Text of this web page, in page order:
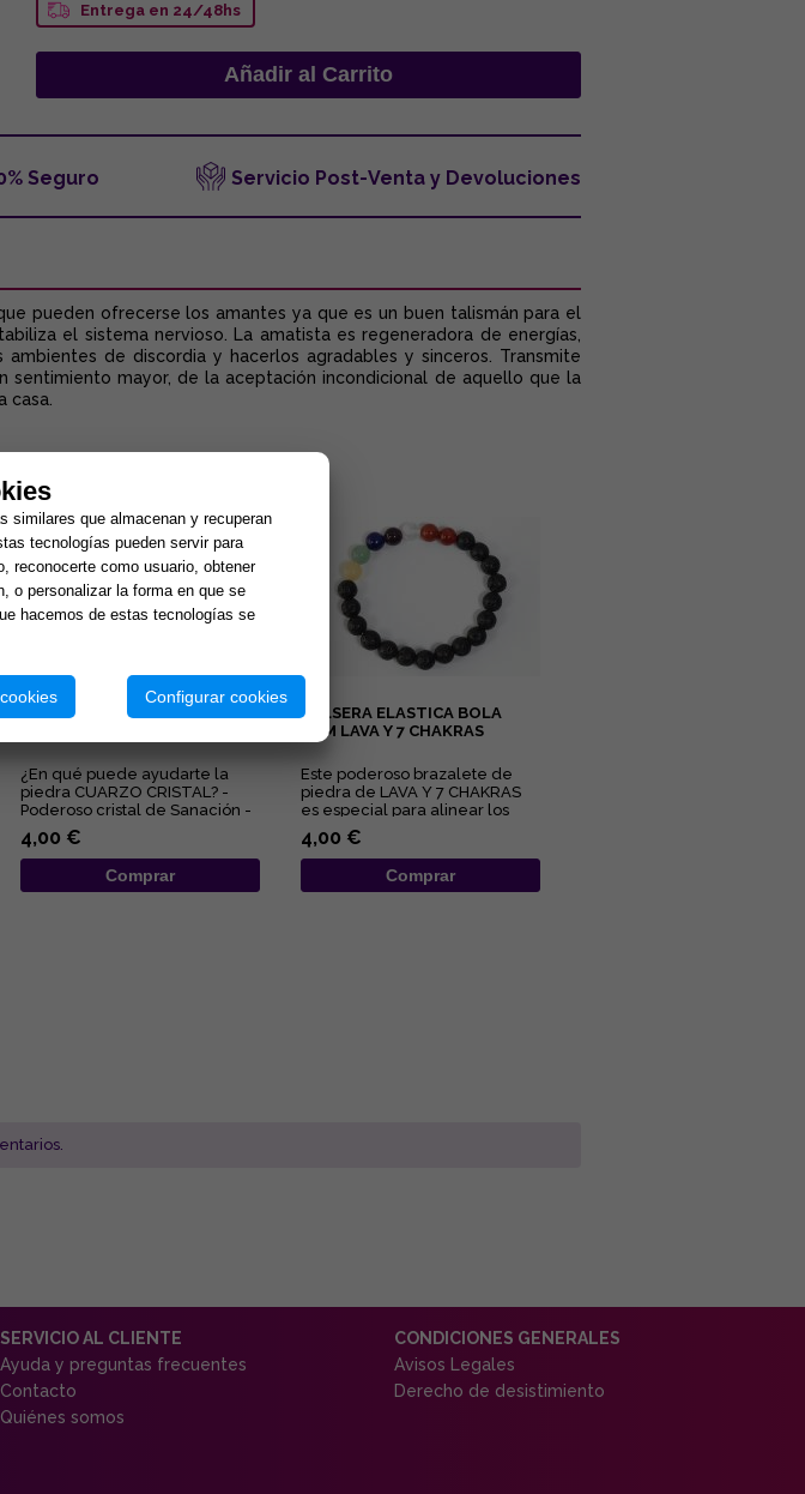
Entrega en 24/48hs
Seguro Servicio Post-Venta y Devoluciones
pueden ofrecerse los amantes ya que es un buen talismán para el
el sistema nervioso. La amatista es regeneradora de energías,
de discordia y hacerlos agradables y sinceros. Transmite
mayor, de la aceptación incondicional de aquello que la
casa.
PULSERA ELASTICA BOLA
¿En qué puede ayudarte la
piedra CUARZO CRISTAL? -
Poderoso cristal de Sanación -
Limpia y purifica a nivel ...
4,00 €
Comprar
PULSERA ELASTICA BOLA
8MM LAVA Y 7 CHAKRAS
Este poderoso brazalete de
piedra de LAVA Y 7 CHAKRAS
es especial para alinear los
centros energéticos corpora...
4,00 €
Comprar
SERVICIO AL CLIENTE
Ayuda y preguntas frecuentes
Contacto
Quiénes somos
CONDICIONES GENERALES
Avisos Legales
Derecho de desistimiento
similares que almacenan y recuperan
tecnologías pueden servir para
reconocerte como usuario, obtener
o personalizar la forma en que se
hacemos de estas tecnologías se
Configurar cookies